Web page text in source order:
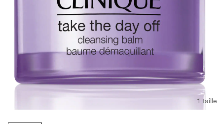
1 taille